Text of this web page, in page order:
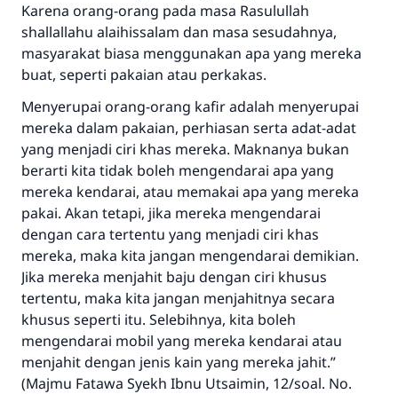
Karena orang-orang pada masa Rasulullah
shallallahu alaihissalam dan masa sesudahnya,
masyarakat biasa menggunakan apa yang mereka
buat, seperti pakaian atau perkakas.
Menyerupai orang-orang kafir adalah menyerupai
mereka dalam pakaian, perhiasan serta adat-adat
yang menjadi ciri khas mereka. Maknanya bukan
berarti kita tidak boleh mengendarai apa yang
mereka kendarai, atau memakai apa yang mereka
pakai. Akan tetapi, jika mereka mengendarai
dengan cara tertentu yang menjadi ciri khas
mereka, maka kita jangan mengendarai demikian.
Jika mereka menjahit baju dengan ciri khusus
tertentu, maka kita jangan menjahitnya secara
khusus seperti itu. Selebihnya, kita boleh
mengendarai mobil yang mereka kendarai atau
menjahit dengan jenis kain yang mereka jahit.”
(Majmu Fatawa Syekh Ibnu Utsaimin, 12/soal. No.
Rasulullah ﷺ bersabda
"Siapa yang menunjukkan suatu kebaikan,
meka dia akan mendapatkan pahala yang
sama dengan orang yang melakukannya"
MUSLIM, 1893
Saham